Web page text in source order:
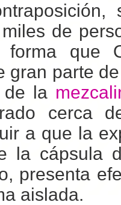
de
forma que
gran parte
de la
cerca
a que la
la cápsula
presenta
aislada.